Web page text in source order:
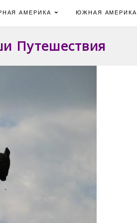
АМЕРИКА ЮЖНАЯ АМЕРИКА
Путешествия